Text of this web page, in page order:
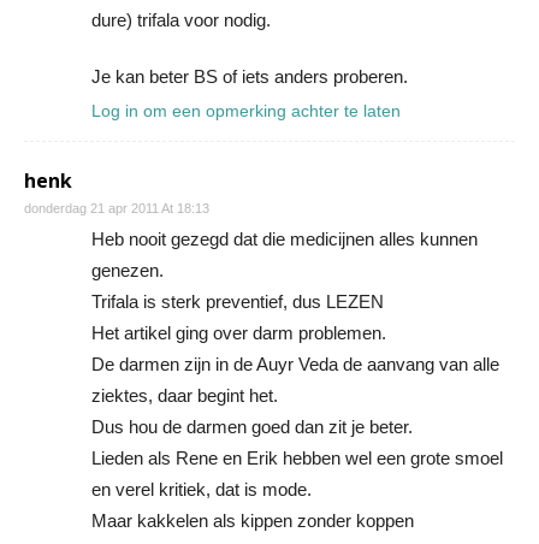
dure) trifala voor nodig.
Je kan beter BS of iets anders proberen.
Log in om een opmerking achter te laten
henk
donderdag 21 apr 2011 At 18:13
Heb nooit gezegd dat die medicijnen alles kunnen
genezen.
Trifala is sterk preventief, dus LEZEN
Het artikel ging over darm problemen.
De darmen zijn in de Auyr Veda de aanvang van alle
ziektes, daar begint het.
Dus hou de darmen goed dan zit je beter.
Lieden als Rene en Erik hebben wel een grote smoel
en verel kritiek, dat is mode.
Maar kakkelen als kippen zonder koppen